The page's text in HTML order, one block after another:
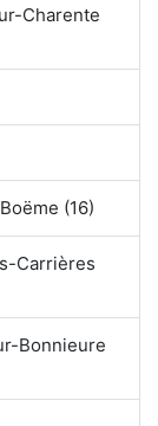
Charente
(16)
Carrières
Bonnieure